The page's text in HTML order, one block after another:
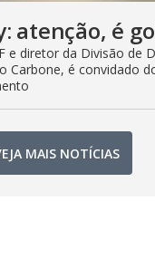
atenção, é
e diretor da Divisão de
Carbone, é convidado
MAIS NOTÍCIAS